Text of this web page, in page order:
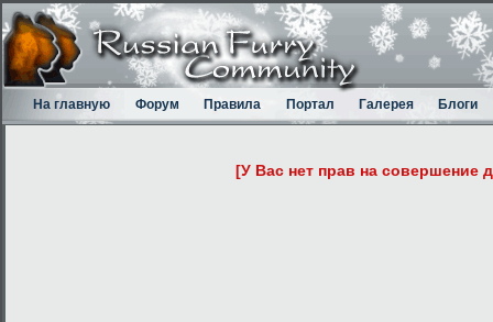
На главную Форум Правила Портал Галерея Блоги
[У Вас нет прав на совершение